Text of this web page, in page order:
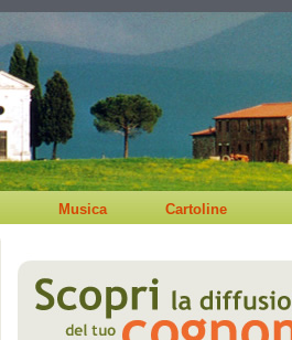
Musica Cartoline